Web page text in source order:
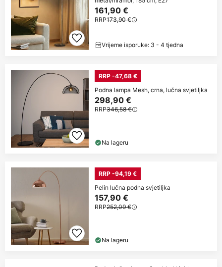
161,90 €
RRP173,90 €
Vrijeme isporuke: 3 - 4 tjedna
RRP -47,68 €
Podna lampa Mesh, crna, lučna svjetiljka
298,90 €
RRP346,58 €
Na lageru
RRP -94,19 €
Pelin lučna podna svjetiljka
157,90 €
RRP252,09 €
Na lageru